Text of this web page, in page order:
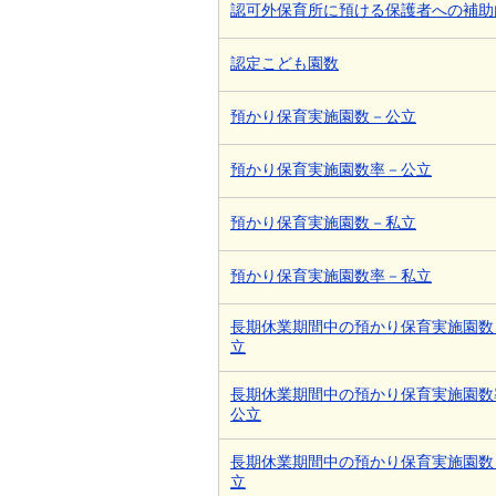
認可外保育所に預ける保護者への補
認定こども園数
預かり保育実施園数－公立
預かり保育実施園数率－公立
預かり保育実施園数－私立
預かり保育実施園数率－私立
長期休業期間中の預かり保育実施園
立
長期休業期間中の預かり保育実施園数
公立
長期休業期間中の預かり保育実施園
立